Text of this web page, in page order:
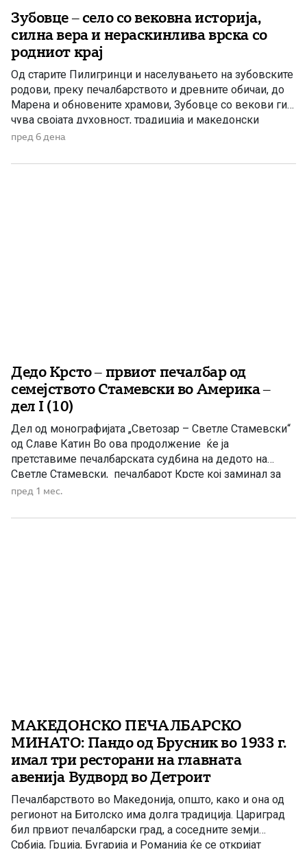
Зубовце – село со вековна историја,
силна вера и нераскинлива врска со
родниот крај
Од старите Пилигринци и населувањето на зубовските
родови, преку печалбарството и древните обичаи, до
Марена и обновените храмови, Зубовце со векови ги
чува својата духовност, традиција и македонски
идентитет. Во подножјето на Шар Планина, меѓу
Зубовскиот Поток, се наоѓа Зубовце – старо полошко
пред 6 дена
Дедо Крсто – првиот печалбар од
семејството Стамевски во Америка –
дел I (10)
Дел од монографијата „Светозар – Светле Стамевски“
од Славе Катин Во ова продолжение ќе ја
претставиме печалбарската судбина на дедото на
Светле Стамевски, печалбарот Крсте кој заминал за
Америка. Инаку, при крајот на 19-от и почетокот на 20-
Тетовско и еден од најсилните докази за
пред 1 мес.
МАКЕДОНСКО ПЕЧАЛБАРСКО
МИНАТО: Пандо од Брусник во 1933 г.
имал три ресторани на главната
авенија Вудворд во Детроит
Печалбарството во Македонија, општо, како и она од
регионот на Битолско има долга традиција. Цариград
бил првиот печалбарски град, а соседните земји
Србија, Грција, Бугарија и Романија ќе се откријат